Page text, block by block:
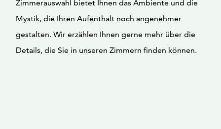
Zimmerauswahl bietet Ihnen das Ambiente und die
Mystik, die Ihren Aufenthalt noch angenehmer
gestalten. Wir erzählen Ihnen gerne mehr über die
Details, die Sie in unseren Zimmern finden können.